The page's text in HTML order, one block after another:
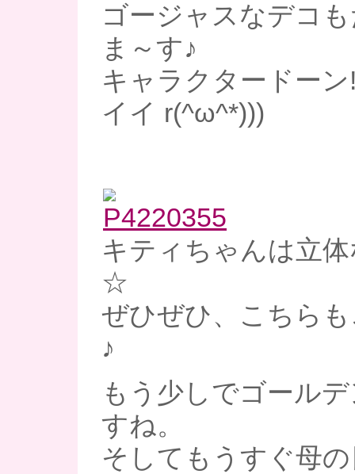
ゴージャスなデコ
ま～す♪
キャラクタードー
イイ r(^ω^*)))
キティちゃんは立
☆
ぜひぜひ、こちら
♪
もう少しでゴール
すね。
そしてもうすぐ母